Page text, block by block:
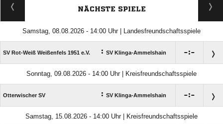
NÄCHSTE SPIELE
Samstag, 08.08.2026 - 14:00 Uhr | Landesfreundschaftsspiele
SV Rot-Weiß Weißenfels 1951 e.V. : SV Klinga-Ammelshain :
Sonntag, 09.08.2026 - 14:00 Uhr | Kreisfreundschaftsspiele
Otterwischer SV : SV Klinga-Ammelshain :
Samstag, 15.08.2026 - 14:00 Uhr | Kreisfreundschaftsspiele